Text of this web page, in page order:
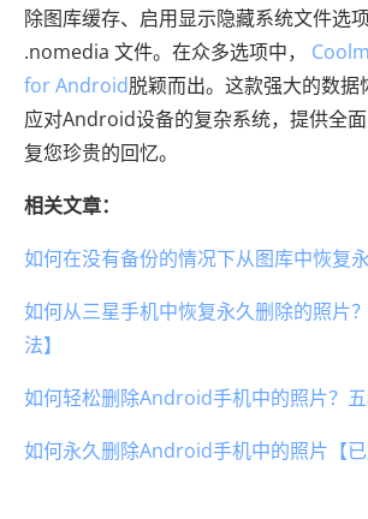
除图库缓存、启用显示隐藏系统文件选
.nomedia 文件。在众多选项中，
for Android脱颖而出。这款强大的数据
应对Android设备的复杂系统，提供全
复您珍贵的回忆。
相关文章：
如何在没有备份的情况下从图库中恢复
如何从三星手机中恢复永久删除的照片
法】
如何轻松删除Android手机中的照片？
如何永久删除Android手机中的照片【已